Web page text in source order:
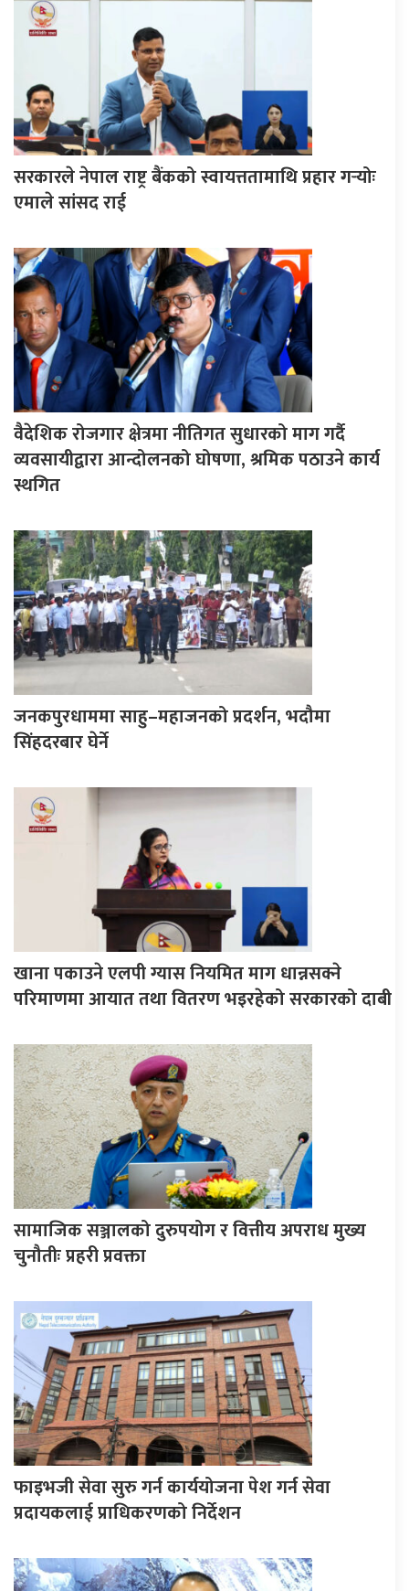
सरकारले नेपाल राष्ट्र बैंकको स्वायत्ततामाथि प्रहार गर्‍योः
एमाले सांसद राई
वैदेशिक रोजगार क्षेत्रमा नीतिगत सुधारको माग गर्दै
व्यवसायीद्वारा आन्दोलनको घोषणा, श्रमिक पठाउने कार्य
स्थगित
जनकपुरधाममा साहु–महाजनको प्रदर्शन, भदौमा
सिंहदरबार घेर्ने
खाना पकाउने एलपी ग्यास नियमित माग धान्नसक्ने
परिमाणमा आयात तथा वितरण भइरहेको सरकारको दाबी
सामाजिक सञ्जालको दुरुपयोग र वित्तीय अपराध मुख्य
चुनौतीः प्रहरी प्रवक्ता
फाइभजी सेवा सुरु गर्न कार्ययोजना पेश गर्न सेवा
प्रदायकलाई प्राधिकरणको निर्देशन